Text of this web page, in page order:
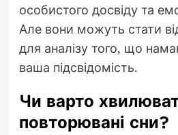
особистого досвіду та
Але вони можуть стати
для аналізу того, що
ваша підсвідомість.
Чи варто
повторювані сни?